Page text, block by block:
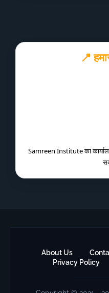
📍
Samreen Institute का
About Us
Privacy Policy